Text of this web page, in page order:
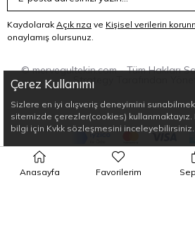
Kaydolarak Açık rıza ve Kişisel verilerin
onaylamış olursunuz.
© mervegultekin.com - Tüm Hakları
Strategy Tarafından
Çerez Kullanımı
Sizlere en iyi alışveriş deneyimini
sitemizde çerezler(cookies) kullanmaktayız.
bilgi için Kvkk sözleşmesini inceleyebilirsiniz.
Anasayfa Favorilerim